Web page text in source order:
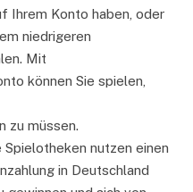
Ihrem Konto haben, oder
niedrigeren
Mit
können Sie spielen,
zu müssen.
Spielotheken nutzen einen
in Deutschland